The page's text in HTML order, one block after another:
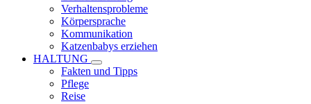
Verhaltensprobleme
Körpersprache
Kommunikation
Katzenbabys erziehen
HALTUNG
Fakten und Tipps
Pflege
Reise